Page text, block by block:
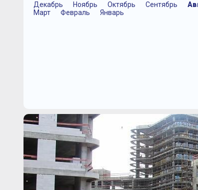
Декабрь Ноябрь Октябрь Сентябрь
Март
Февраль Январь